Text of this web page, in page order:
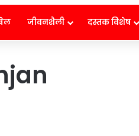
जीवनशैली दस्तक विशेष